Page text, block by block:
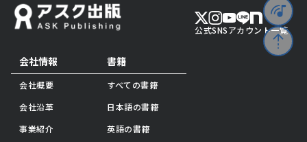
会社情報
会社概要
会社沿革
事業紹介
書籍
すべての書籍
日本語の書籍
英語の書籍
公式SNSアカウント一覧